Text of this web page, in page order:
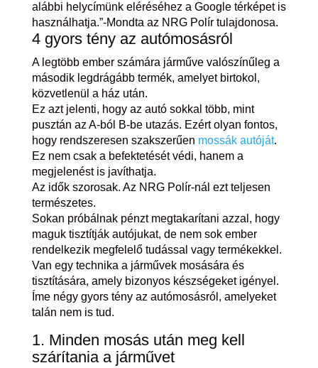
alábbi helycímünk eléréséhez a Google térképet is
használhatja.”-Mondta az NRG Polír tulajdonosa.
4 gyors tény az autómosásról
A legtöbb ember számára járműve valószínűleg a
második legdrágább termék, amelyet birtokol,
közvetlenül a ház után.
Ez azt jelenti, hogy az autó sokkal több, mint
pusztán az A-ból B-be utazás. Ezért olyan fontos,
hogy rendszeresen szakszerűen mossák autóját.
Ez nem csak a befektetését védi, hanem a
megjelenést is javíthatja.
Az idők szorosak. Az NRG Polír-nál ezt teljesen
természetes.
Sokan próbálnak pénzt megtakarítani azzal, hogy
maguk tisztítják autójukat, de nem sok ember
rendelkezik megfelelő tudással vagy termékekkel.
Van egy technika a járművek mosására és
tisztítására, amely bizonyos készségeket igényel.
Íme négy gyors tény az autómosásról, amelyeket
talán nem is tud.
1. Minden mosás után meg kell
szárítania a járművet